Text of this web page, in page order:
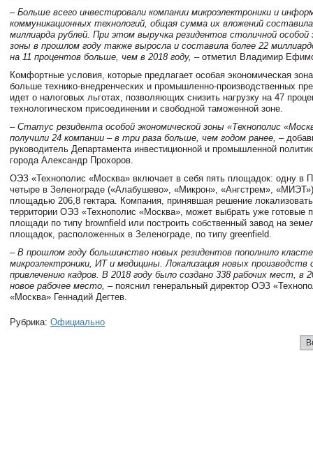
– Больше всего инвестировали компании микроэлектроники и
коммуникационных технологий, общая сумма их вложений
миллиарда рублей. При этом выручка резидентов столичной особой
зоны в прошлом году также выросла и составила более 22
на 11 процентов больше, чем в 2018 году, – отметил Владимир
Комфортные условия, которые предлагает особая экономическая
больше технико-внедренческих и промышленно-производственных
идет о налоговых льготах, позволяющих снизить нагрузку на 47
технологическом присоединении и свободной таможенной зоне.
– Статус резидента особой экономической зоны «Технополис
получили 24 компании – в три раза больше, чем годом ранее, –
руководитель Департамента инвестиционной и промышленной
города Александр Прохоров.
ОЭЗ «Технополис «Москва» включает в себя пять площадок: одну в
четыре в Зеленограде («Алабушево», «Микрон», «Ангстрем»,
площадью 206,8 гектара. Компания, принявшая решение
территории ОЭЗ «Технополис «Москва», может выбрать уже готовые
площади по типу brownfield или построить собственный завод на
площадок, расположенных в Зеленограде, по типу greenfield.
– В прошлом году большинство новых резидентов пополнило
микроэлектроники, ИТ и медицины. Локализация новых производств
привлечению кадров. В 2018 году было создано 338 рабочих мест, в
новое рабочее место, – пояснил генеральный директор ОЭЗ
«Москва» Геннадий Дегтев.
Рубрика: Официально